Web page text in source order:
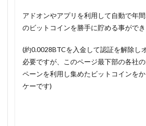
アドオンやアプリを利用して自動で年
のビットコインを勝手に貯める事ができ
(約0.0028BTCを入金して認証を解除し
必要ですが、このページ最下部の各社
ペーンを利用し集めたビットコインを
ケーです)